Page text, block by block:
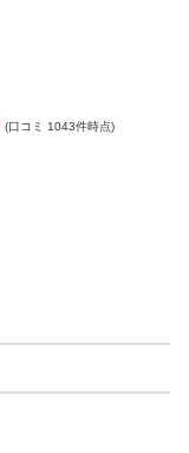
(口コミ 1043件時点)